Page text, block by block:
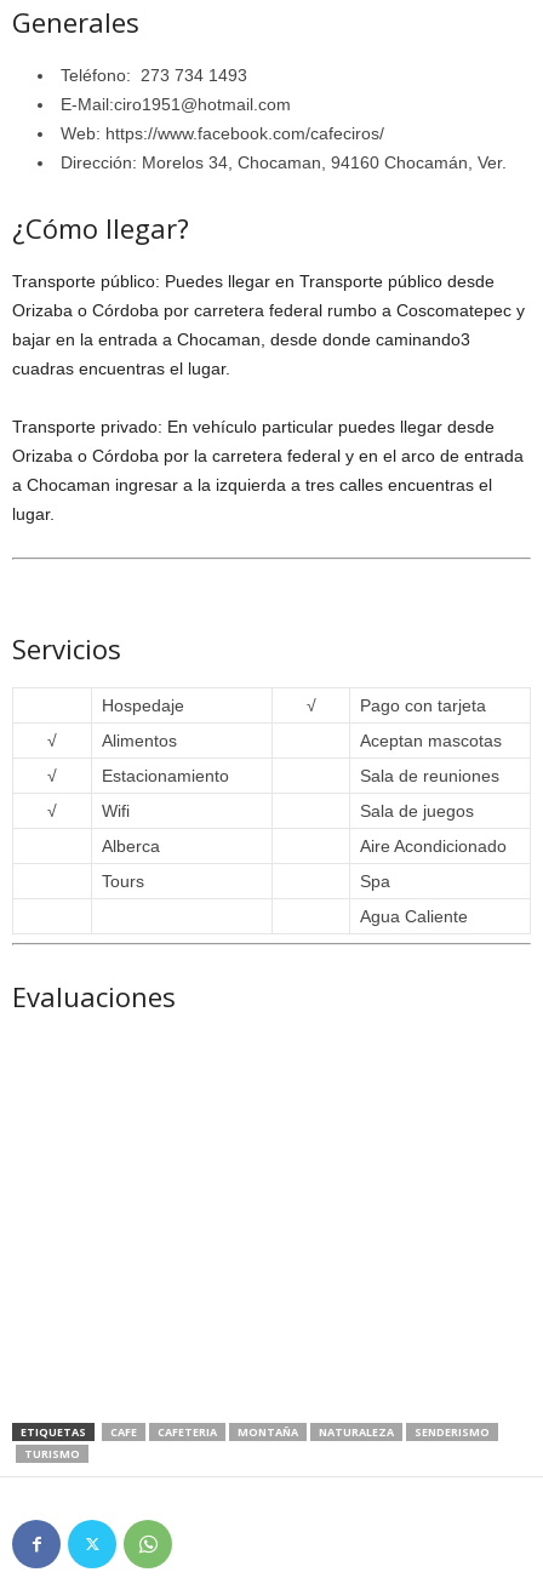
Generales
Teléfono: 273 734 1493
E-Mail:ciro1951@hotmail.com
Web: https://www.facebook.com/cafeciros/
Dirección: Morelos 34, Chocaman, 94160 Chocamán, Ver.
¿Cómo llegar?
Transporte público: Puedes llegar en Transporte público desde
Orizaba o Córdoba por carretera federal rumbo a Coscomatepec y
bajar en la entrada a Chocaman, desde donde caminando3
cuadras encuentras el lugar.
Transporte privado: En vehículo particular puedes llegar desde
Orizaba o Córdoba por la carretera federal y en el arco de entrada
a Chocaman ingresar a la izquierda a tres calles encuentras el
lugar.
Servicios
Hospedaje √
Pago con tarjeta
√
Alimentos
Aceptan mascotas
√
Estacionamiento
Sala de reuniones
√
Wifi
Sala de juegos
Alberca
Aire Acondicionado
Tours
Spa
Agua Caliente
Evaluaciones
ETIQUETAS CAFE CAFETERIA MONTAÑA NATURALEZA
SENDERISMO
TURISMO